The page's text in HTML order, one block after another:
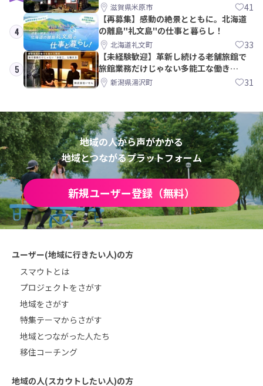
滋賀県米原市 41
4
【再募集】感動の絶景とともに。北海道
の離島"礼文島"の仕事と暮らし！
北海道礼文町 33
5
【未経験歓迎】革新し続ける老舗旅館で
旅館業務だけじゃない多能工な働き
方。 株式会社いせん
新潟県湯沢町 31
地域の人から声がかかる
地域とつながるプラットフォーム
新規ユーザー登録（無料）
ユーザー(地域に行きたい人)の方
スマウトとは
プロジェクトをさがす
地域をさがす
特集テーマからさがす
地域とつながった人たち
移住コーチング
地域の人(スカウトしたい人)の方